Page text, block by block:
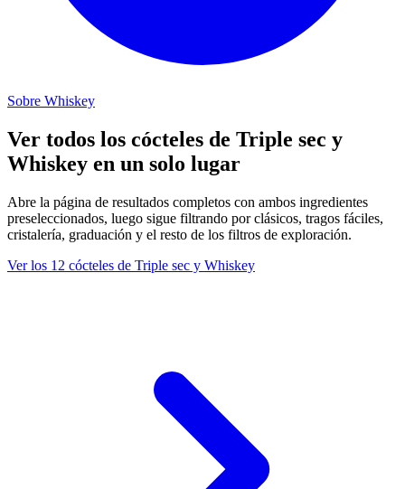
Sobre Whiskey
Ver todos los cócteles de Triple sec y
Whiskey en un solo lugar
Abre la página de resultados completos con ambos ingredientes
preseleccionados, luego sigue filtrando por clásicos, tragos fáciles,
cristalería, graduación y el resto de los filtros de exploración.
Ver los 12 cócteles de Triple sec y Whiskey